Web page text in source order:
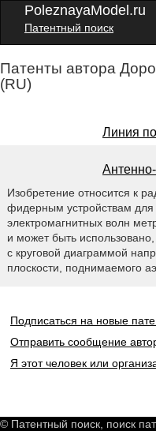
PoleznayaModel.ru
Патентный поиск
Патенты автора
(RU)
Линия
Изобретение относится к
фидерным устройствам
электромагнитных волн
и может быть использовано,
с круговой диаграммой
плоскости, поднимаемого
Подписаться на новые
Отправить сообщение
Я этот человек или
© Патентный поиск, поиск